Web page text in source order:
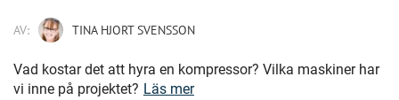
AV: TINA HJORT SVENSSON
Vad kostar det att hyra en kompressor? Vilka maskiner har
vi inne på projektet? Läs mer